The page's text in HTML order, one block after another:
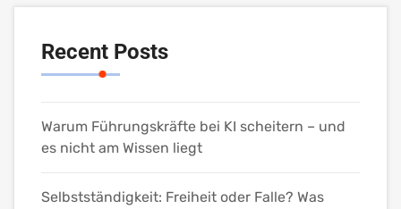
Recent Posts
Warum Führungskräfte bei KI scheitern – und
es nicht am Wissen liegt
Selbstständigkeit: Freiheit oder Falle? Was